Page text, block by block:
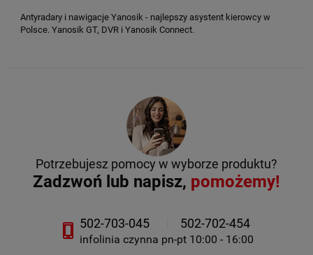
Antyradary i nawigacje Yanosik - najlepszy asystent kierowcy w
Polsce. Yanosik GT, DVR i Yanosik Connect.
Potrzebujesz pomocy w wyborze produktu?
Zadzwoń lub napisz, pomożemy!
502-703-045 502-702-454
infolinia czynna pn-pt 10:00 - 16:00